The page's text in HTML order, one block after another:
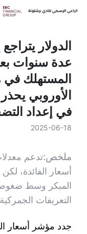
الدولار
عدة سنوات
المستهلك في
الأوروبي
في إعداد
2025-06-18
ملخص:​تدعم
أسعار الفائدة،
المبكر وسط ضغوط
التعريفات